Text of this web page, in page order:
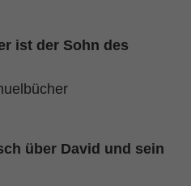
ist der Sohn des
über David und sein